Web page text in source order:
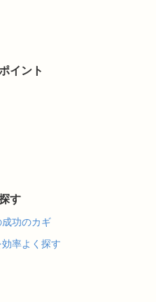
イント
す
功のカギ
率よく探す